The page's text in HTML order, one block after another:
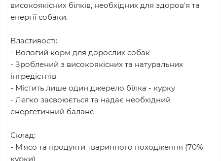
високоякісних білків, необхідних для здоров'я та
енергії собаки.
Властивості:
- Вологий корм для дорослих собак
- Зроблений з високоякісних та натуральних
інгредієнтів
- Містить лише один джерело білка - курку
- Легко засвоюється та надає необхідний
енергетичний баланс
Склад:
- М'ясо та продукти тваринного походження (70%
курки)